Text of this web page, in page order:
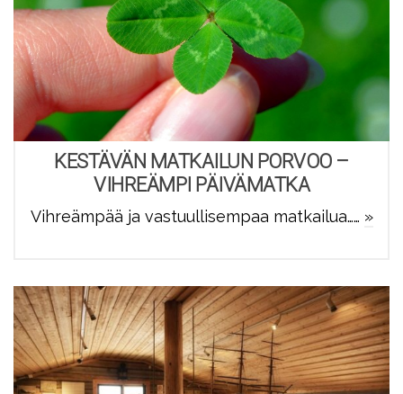
KESTÄVÄN MATKAILUN PORVOO –
VIHREÄMPI PÄIVÄMATKA
Vihreämpää ja vastuullisempaa matkailua…… »